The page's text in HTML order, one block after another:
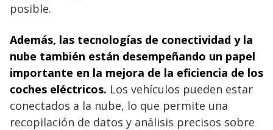
posible.
Además, las tecnologías de conectividad y la
nube también están desempeñando un papel
importante en la mejora de la eficiencia de los
coches eléctricos. Los vehículos pueden estar
conectados a la nube, lo que permite una
recopilación de datos y análisis precisos sobre